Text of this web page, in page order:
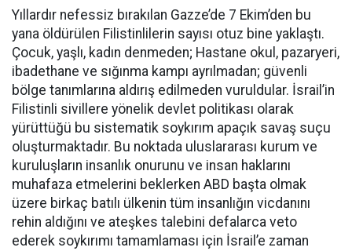
Yıllardır nefessiz bırakılan Gazze’de 7 Ekim’den bu
yana öldürülen Filistinlilerin sayısı otuz bine yaklaştı.
Çocuk, yaşlı, kadın denmeden; Hastane okul, pazaryeri,
ibadethane ve sığınma kampı ayrılmadan; güvenli
bölge tanımlarına aldırış edilmeden vuruldular. İsrail’in
Filistinli sivillere yönelik devlet politikası olarak
yürüttüğü bu sistematik soykırım apaçık savaş suçu
oluşturmaktadır. Bu noktada uluslararası kurum ve
kuruluşların insanlık onurunu ve insan haklarını
muhafaza etmelerini beklerken ABD başta olmak
üzere birkaç batılı ülkenin tüm insanlığın vicdanını
rehin aldığını ve ateşkes talebini defalarca veto
ederek soykırımı tamamlaması için İsrail’e zaman